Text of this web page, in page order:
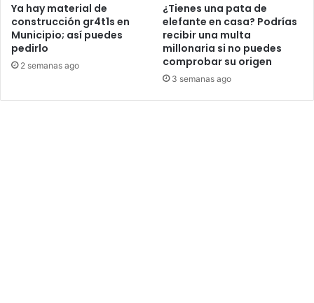
Ya hay material de
construcción gr4t1s en
Municipio; así puedes
pedirlo
2 semanas ago
¿Tienes una pata de
elefante en casa? Podrías
recibir una multa
millonaria si no puedes
comprobar su origen
3 semanas ago